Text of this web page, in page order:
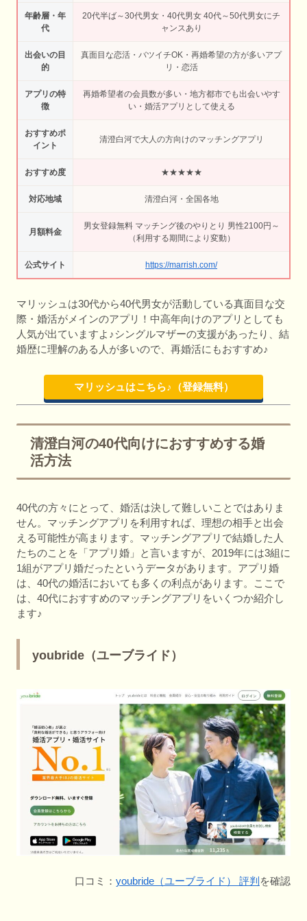
年齢層・年
代
20代半ば～30代男女・40代男女 40代～50代男女にチ
ャンスあり
出会いの目
的
真面目な恋活・バツイチOK・再婚希望の方が多いアプ
リ・恋活
アプリの特
徴
再婚希望者の会員数が多い・地方都市でも出会いやす
い・婚活アプリとして使える
おすすめポ
イント
清澄白河で大人の方向けのマッチングアプリ
おすすめ度 ★★★★★
対応地域 清澄白河・全国各地
月額料金
男女登録無料 マッチング後のやりとり 男性2100円～
（利用する期間により変動）
公式サイト https://marrish.com/
マリッシュは30代から40代男女が活動している真面目な交
際・婚活がメインのアプリ！中高年向けのアプリとしても
人気が出ていますよ♪シングルマザーの支援があったり、結
婚歴に理解のある人が多いので、再婚活にもおすすめ♪
マリッシュはこちら♪（登録無料）
清澄白河の40代向けにおすすめする婚
活方法
40代の方々にとって、婚活は決して難しいことではありま
せん。マッチングアプリを利用すれば、理想の相手と出会
える可能性が高まります。マッチングアプリで結婚した人
たちのことを「アプリ婚」と言いますが、2019年には3組に
1組がアプリ婚だったというデータがあります。アプリ婚
は、40代の婚活においても多くの利点があります。ここで
は、40代におすすめのマッチングアプリをいくつか紹介し
ます♪
youbride（ユーブライド）
口コミ： youbride（ユーブライド） 評判 を確認